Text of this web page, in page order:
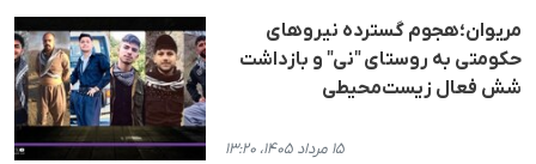
مریوان؛هجوم گسترده نیروهای
حکومتی به روستای "نی" و بازداشت
شش فعال زیست‌محیطی
۱۵ مرداد ۱۴۰۵، ۱۳:۲۰